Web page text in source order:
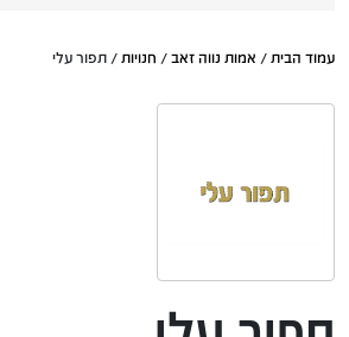
עמוד הבית / אמות נווה זאב / חנויות / תפור עלי